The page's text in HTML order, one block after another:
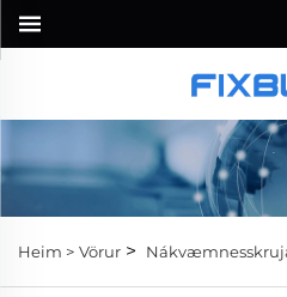
Heim > Vörur >